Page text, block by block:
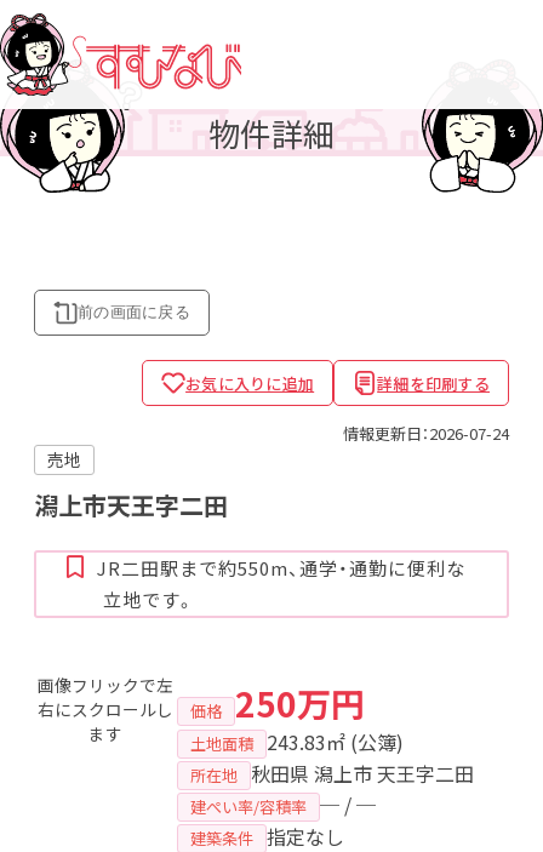
物件詳細
前の画面に戻る
お気に入りに追加 詳細を印刷する
情報更新日：2026-07-24
売地
潟上市天王字二田
JR二田駅まで約550m、通学・通勤に便利な
立地です。
価格 250万円
土地面積 243.83㎡ (公簿)
所在地 秋田県 潟上市 天王字二田
建ぺい率/容積率 ─ / ─
建築条件 指定なし
画像フリックで左
右にスクロールし
ます